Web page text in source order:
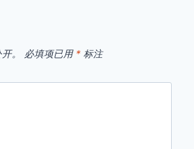
。 必填项已用 * 标注